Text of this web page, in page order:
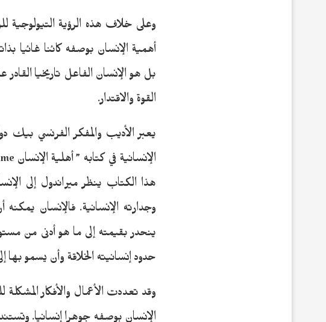
وعلى خلاف هذه الرؤية التيولوجية
أهمية الإنسان بوصفه كائنا غائيا
بل هو الإنسان الفاعل تاريخيا
القوة والاقتدار.
هذا الكتاب ينظر ميراندول إلى
وجدارته الإنسانية. فالإنسان يمكنه
ينحدر بقيمته إلى ما هو أدنى من
حدود إنسانيته الخلاقة وأن يسمو
وقد تعددت الأعمال والأفكار